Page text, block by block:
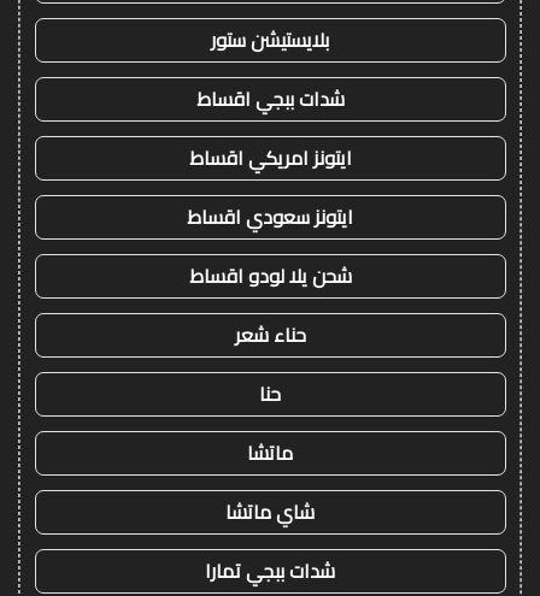
بلايستيشن ستور
شدات ببجي اقساط
ايتونز امريكي اقساط
ايتونز سعودي اقساط
شحن يلا لودو اقساط
حناء شعر
حنا
ماتشا
شاي ماتشا
شدات ببجي تمارا